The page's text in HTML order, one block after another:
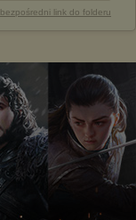
bezpośredni link do folderu